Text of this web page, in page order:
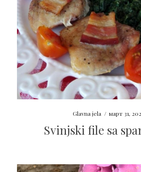
Glavna jela / март 31,
Svinjski file sa